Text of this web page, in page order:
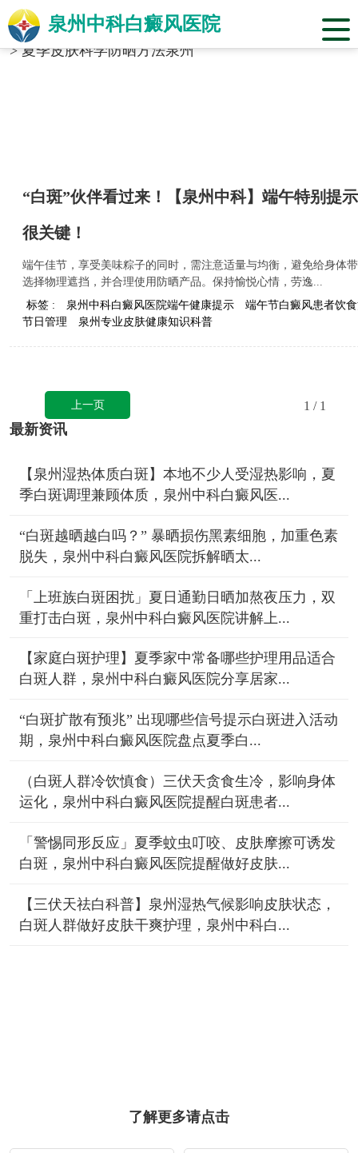
泉州中科白癜风医院
当前位置：福建省泉州市中科白癜风医院
标签合辑
>夏季皮肤科学防晒方法泉州
“白斑”伙伴看过来！【泉州中科】端午特别提
很关键！
端午佳节，享受美味粽子的同时，需注意适量与均衡，避免给身体
选择物理遮挡，并合理使用防晒产品。保持愉悦心情，劳逸...
标签 :
泉州中科白癜风医院端午健康提示
端午节白癜风患者饮
节日管理
泉州专业皮肤健康知识科普
上一页 1 / 1
最新资讯
【泉州湿热体质白斑】本地不少人受湿热影响，夏
季白斑调理兼顾体质，泉州中科白癜风医...
“白斑越晒越白吗？” 暴晒损伤黑素细胞，加重色素
脱失，泉州中科白癜风医院拆解晒太...
「上班族白斑困扰」夏日通勤日晒加熬夜压力，双
重打击白斑，泉州中科白癜风医院讲解上...
【家庭白斑护理】夏季家中常备哪些护理用品适合
白斑人群，泉州中科白癜风医院分享居家...
“白斑扩散有预兆” 出现哪些信号提示白斑进入活动
期，泉州中科白癜风医院盘点夏季白...
（白斑人群冷饮慎食）三伏天贪食生冷，影响身体
运化，泉州中科白癜风医院提醒白斑患者...
「警惕同形反应」夏季蚊虫叮咬、皮肤摩擦可诱发
白斑，泉州中科白癜风医院提醒做好皮肤...
【三伏天祛白科普】泉州湿热气候影响皮肤状态，
白斑人群做好皮肤干爽护理，泉州中科白...
了解更多请点击